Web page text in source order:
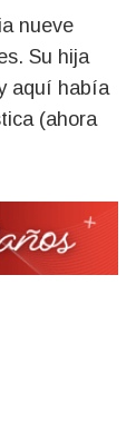
nueve
Su hija
aquí había
(ahora